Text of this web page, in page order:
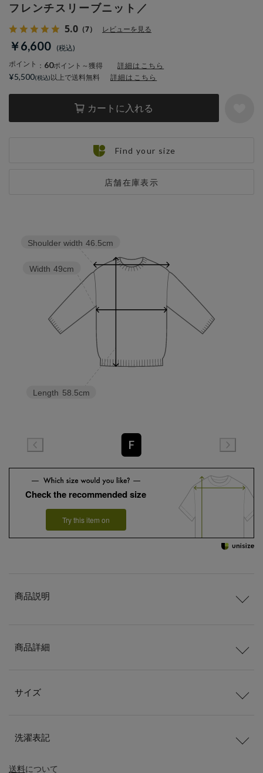
フレンチスリーブニット／
5.0 （7） レビューを見る
￥6,600
ポイント ： 60ポイント～獲得 詳細はこちら
カートに入れる
店舗在庫表示
¥5,500 以上で送料無料 詳細はこちら
Find your size
Length 58.5cm
Width 49cm
Shoulder width 46.5cm
F
Check the recommended size
Try this item on
送料について
商品説明
商品詳細
サイズ
洗濯表記